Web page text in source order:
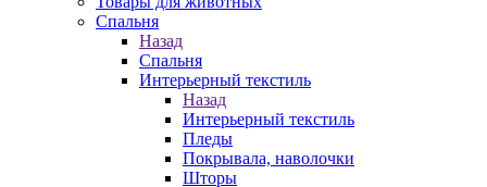
Спальня
Назад
Спальня
Интерьерный текстиль
Назад
Интерьерный текстиль
Пледы
Покрывала, наволочки
Шторы